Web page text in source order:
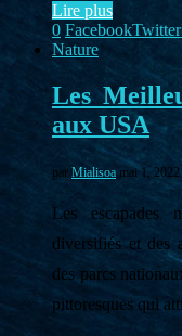
Lire plus
0 FacebookTwitter
Nature
Les
aux USA
par Mialisoa mai 1, 2022
Les escapades
diversifiés et des
des parcs
pittoresques qui